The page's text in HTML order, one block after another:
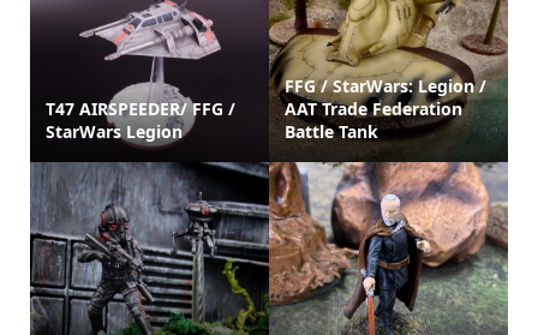
T47 AIRSPEEDER/ FFG /
StarWars Legion
FFG / StarWars: Legion /
AAT Trade Federation
Battle Tank